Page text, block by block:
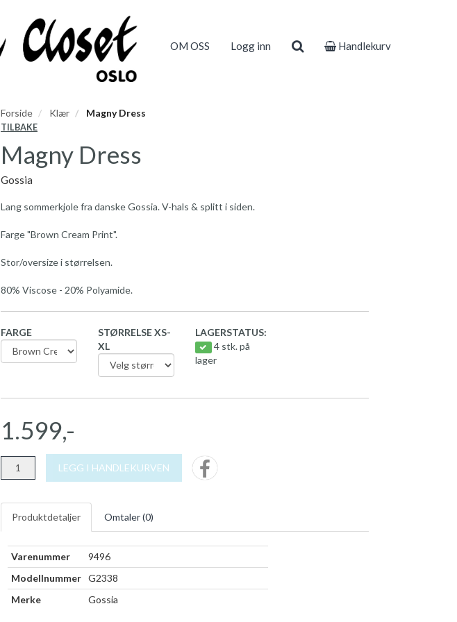
OM OSS Logg inn Handlekurv
Forside Klær Magny Dress
TILBAKE
Magny Dress
Gossia
Lang sommerkjole fra danske Gossia. V-hals & splitt i siden.
Farge "Brown Cream Print".
Stor/oversize i størrelsen.
80% Viscose - 20% Polyamide.
FARGE
STØRRELSE XS-
XL
LAGERSTATUS:
4 stk. på
lager
1.599,-
LEGG I HANDLEKURVEN
Produktdetaljer Omtaler (0)
Varenummer
9496
Modellnummer G2338
Merke
Gossia